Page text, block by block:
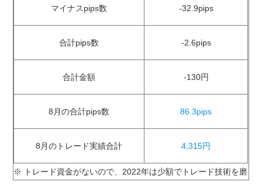
マイナスpips数 -32.9pips
合計pips数 -2.6pips
合計金額 -130円
8月の合計pips数 86.3pips
8月のトレード実績合計 4,315円
※ トレード資金がないので、2022年は少額でトレード技術を磨き